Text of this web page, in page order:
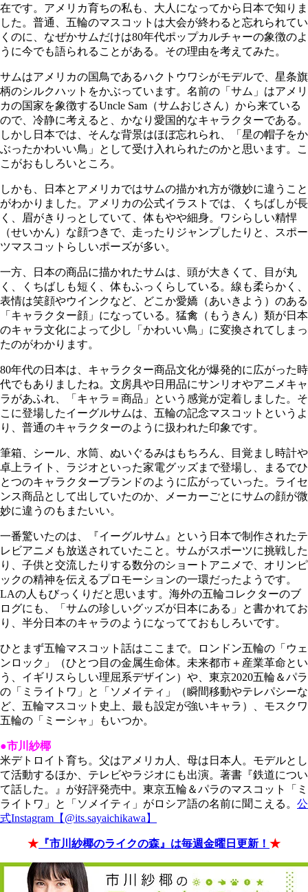
在です。アメリカ育ちの私も、大人になってから日本で知りま
した。普通、五輪のマスコットは大会が終わると忘れられてい
くのに、なぜかサムだけは80年代ポップカルチャーの象徴のよ
うに今でも語られることがある。その理由を考えてみた。
サムはアメリカの国鳥であるハクトウワシがモデルで、星条旗
柄のシルクハットをかぶっています。名前の「サム」はアメリ
カの国家を象徴するUncle Sam（サムおじさん）から来ている
ので、冷静に考えると、かなり愛国的なキャラクターである。
しかし日本では、そんな背景はほぼ忘れられ、「星の帽子をか
ぶったかわいい鳥」として受け入れられたのかと思います。こ
こがおもしろいところ。
しかも、日本とアメリカではサムの描かれ方が微妙に違うこと
がわかりました。アメリカの公式イラストでは、くちばしが長
く、眉がきりっとしていて、体もやや細身。ワシらしい精悍
（せいかん）な顔つきで、走ったりジャンプしたりと、スポー
ツマスコットらしいポーズが多い。
一方、日本の商品に描かれたサムは、頭が大きくて、目が丸
く、くちばしも短く、体もふっくらしている。線も柔らかく、
表情は笑顔やウインクなど、どこか愛嬌（あいきよう）のある
「キャラクター顔」になっている。猛禽（もうきん）類が日本
のキャラ文化によって少し「かわいい鳥」に変換されてしまっ
たのがわかります。
80年代の日本は、キャラクター商品文化が爆発的に広がった時
代でもありましたね。文房具や日用品にサンリオやアニメキャ
ラがあふれ、「キャラ＝商品」という感覚が定着しました。そ
こに登場したイーグルサムは、五輪の記念マスコットというよ
り、普通のキャラクターのように扱われた印象です。
筆箱、シール、水筒、ぬいぐるみはもちろん、目覚まし時計や
卓上ライト、ラジオといった家電グッズまで登場し、まるでひ
とつのキャラクターブランドのように広がっていった。ライセ
ンス商品として出していたのか、メーカーごとにサムの顔が微
妙に違うのもまたいい。
一番驚いたのは、『イーグルサム』という日本で制作されたテ
レビアニメも放送されていたこと。サムがスポーツに挑戦した
り、子供と交流したりする数分のショートアニメで、オリンピ
ックの精神を伝えるプロモーションの一環だったようです。
LAの人もびっくりだと思います。海外の五輪コレクターのブ
ログにも、「サムの珍しいグッズが日本にある」と書かれてお
り、半分日本のキャラのようになってておもしろいです。
ひとまず五輪マスコット話はここまで。ロンドン五輪の「ウェ
ンロック」（ひとつ目の金属生命体。未来都市＋産業革命とい
う、イギリスらしい理屈系デザイン）や、東京2020五輪＆パラ
の「ミライトワ」と「ソメイティ」（瞬間移動やテレパシーな
ど、五輪マスコット史上、最も設定が強いキャラ）、モスクワ
五輪の「ミーシャ」もいつか。
●市川紗椰
米デトロイト育ち。父はアメリカ人、母は日本人。モデルとし
て活動するほか、テレビやラジオにも出演。著書『鉄道につい
て話した。』が好評発売中。 東京五輪＆パラのマスコット「ミ
ライトワ」と「ソメイティ」がロシア語の名前に聞こえる。 公
式Instagram【@its.sayaichikawa】
★ 『市川紗椰のライクの森』は毎週金曜日更新！ ★